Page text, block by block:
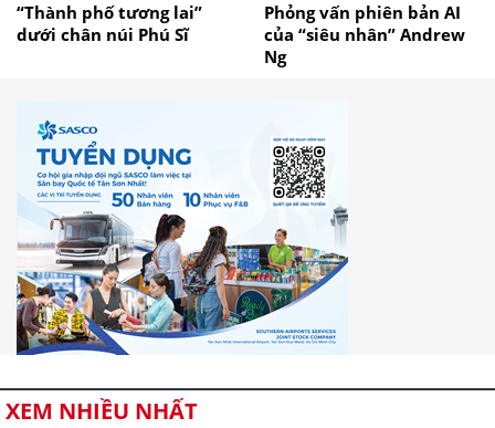
“Thành phố tương lai”
dưới chân núi Phú Sĩ
Phỏng vấn phiên bản AI
của “siêu nhân” Andrew
Ng
XEM NHIỀU NHẤT